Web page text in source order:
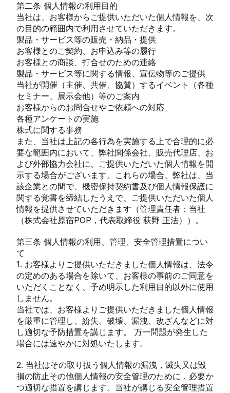
第二条 個人情報の利用目的
当社は、お客様からご提供いただいた個人情報を、次
の目的の範囲内で利用させていただきます。
製品・サービス等の販売・納品・提供
お客様とのご契約、お申込み等の履行
お客様との商談、打合せのための連絡
製品・サービス等に関する情報、宣伝物等のご提供
当社が開催（主催、共催、協賛）するイベント（各種
セミナー、展示会他）等のご案内
お客様からのお問合せやご依頼への対応
各種アンケートの実施
株式に関する事務
また、当社は上記の各行為を実施する上で合理的に必
要な範囲内において、弊社関係会社、販売代理店、お
よび外部協力会社に、ご提供いただいた個人情報を開
示する場合がございます。これらの場合、弊社は、当
該企業との間で、機密保持契約書及び個人情報保護に
関する覚書を締結したうえで、ご提供いただいた個人
情報を提供させていただきます（管理責任者：当社
（株式会社原宿POP，代表取締役 荻野 正法））。
第三条 個人情報の利用、管理、安全管理措置につい
て
1. お客様よりご提供いただきました個人情報は、法令
の定めのある場合を除いて、お客様の事前のご同意を
いただくことなく、予め明示した利用目的以外に使用
しません。
当社では、お客様よりご提供いただきました個人情報
を厳重に管理し、紛失、破壊、漏洩、改ざんなどに対
し適切な予防措置を講じます。 万一問題が発生した
場合には速やかに対処いたします。
2. 当社はその取り扱う個人情報の漏洩，滅失又は毀
損の防止その他個人情報の安全管理のために，必要か
つ適切な措置を講じます。当社が講じる安全管理措置